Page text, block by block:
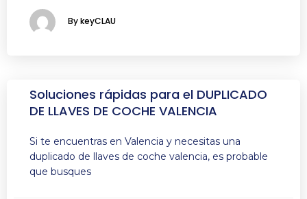
By keyCLAU
Soluciones rápidas para el DUPLICADO
DE LLAVES DE COCHE VALENCIA
Si te encuentras en Valencia y necesitas una
duplicado de llaves de coche valencia, es probable
que busques